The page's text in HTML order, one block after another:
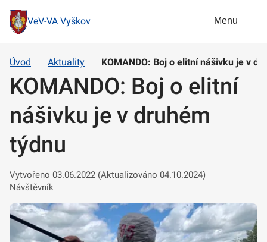
VeV-VA Vyškov Menu
Úvod Aktuality KOMANDO: Boj o elitní nášivku je v
KOMANDO: Boj o elitní
nášivku je v druhém
týdnu
Vytvořeno 03.06.2022 (Aktualizováno 04.10.2024)
Návštěvník